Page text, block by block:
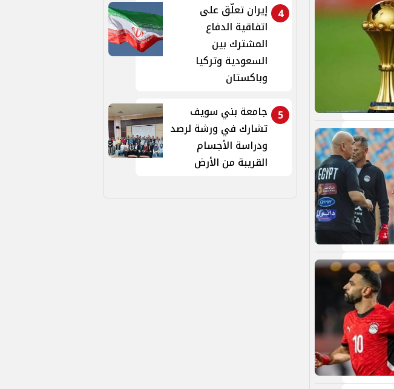
4
إيران تعلّق على
اتفاقية الدفاع
المشترك بين
السعودية وتركيا
وباكستان
5
جامعة بني سويف
تشارك في ورشة لرصد
ودراسة الأجسام
القريبة من الأرض